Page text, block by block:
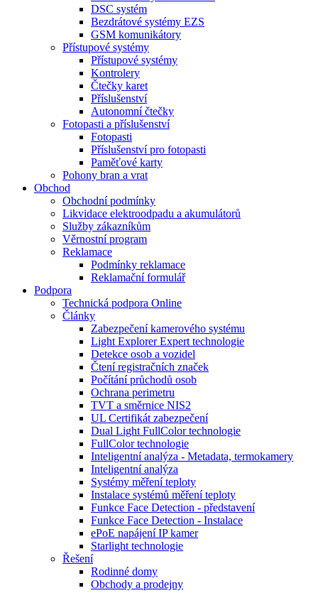
DSC systém
Bezdrátové systémy EZS
GSM komunikátory
Přístupové systémy
Přístupové systémy
Kontrolery
Čtečky karet
Příslušenství
Autonomní čtečky
Fotopasti a příslušenství
Fotopasti
Příslušenství pro fotopasti
Paměťové karty
Pohony bran a vrat
Obchod
Obchodní podmínky
Likvidace elektroodpadu a akumulátorů
Služby zákazníkům
Věrnostní program
Reklamace
Podmínky reklamace
Reklamační formulář
Podpora
Technická podpora Online
Články
Zabezpečení kamerového systému
Light Explorer Expert technologie
Detekce osob a vozidel
Čtení registračních značek
Počítání průchodů osob
Ochrana perimetru
TVT a směrnice NIS2
UL Certifikát zabezpečení
Dual Light FullColor technologie
FullColor technologie
Inteligentní analýza - Metadata, termokamery
Inteligentní analýza
Systémy měření teploty
Instalace systémů měření teploty
Funkce Face Detection - představení
Funkce Face Detection - Instalace
ePoE napájení IP kamer
Starlight technologie
Řešení
Rodinné domy
Obchody a prodejny